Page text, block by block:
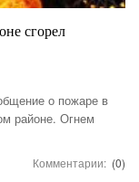
сгорел
о пожаре в
районе. Огнем
Комментарии: (0)